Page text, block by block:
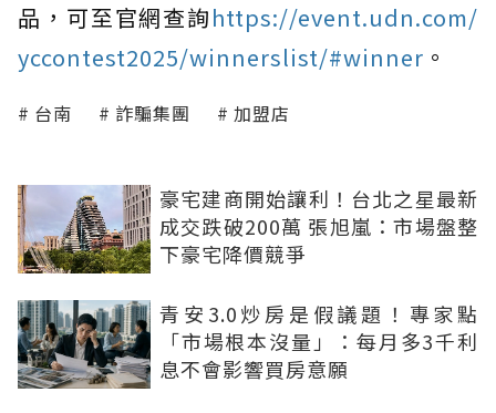
品，可至官網查詢https://event.udn.com/
yccontest2025/winnerslist/#winner 。
台南 詐騙集團 加盟店
豪宅建商開始讓利！台北之星最新
成交跌破200萬 張旭嵐：市場盤整
下豪宅降價競爭
青安3.0炒房是假議題！專家點
「市場根本沒量」：每月多3千利
息不會影響買房意願